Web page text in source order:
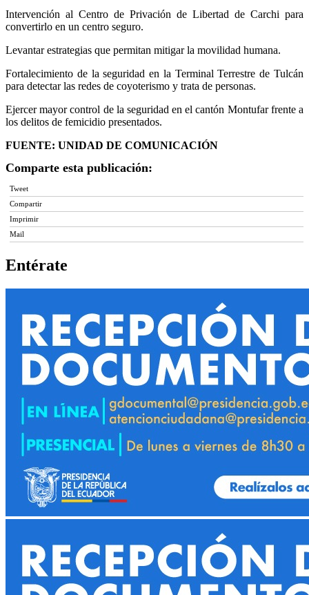
Intervención al Centro de Privación de Libertad de Carchi para
convertirlo en un centro seguro.
Levantar estrategias que permitan mitigar la movilidad humana.
Fortalecimiento de la seguridad en la Terminal Terrestre de Tulcán
para detectar las redes de coyoterismo y trata de personas.
Ejercer mayor control de la seguridad en el cantón Montufar frente a
los delitos de femicidio presentados.
FUENTE: UNIDAD DE COMUNICACIÓN
Comparte esta publicación:
Tweet
Compartir
Imprimir
Mail
Entérate